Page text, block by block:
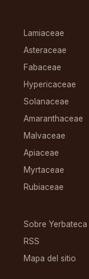
Lamiaceae
Asteraceae
Fabaceae
Hypericaceae
Solanaceae
Amaranthaceae
Malvaceae
Apiaceae
Myrtaceae
Rubiaceae
Sobre Yerbateca
RSS
Mapa del sitio